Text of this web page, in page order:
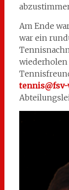
Am Ende
war ein